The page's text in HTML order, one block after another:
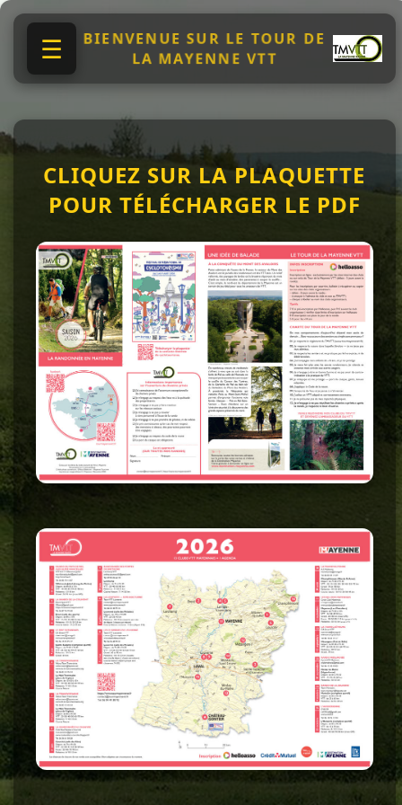
☰ BIENVENUE SUR LE TOUR DE
LA MAYENNE VTT
CLIQUEZ SUR LA PLAQUETTE
POUR TÉLÉCHARGER LE PDF